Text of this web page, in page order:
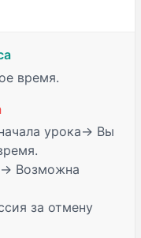
время.
урока→ Вы
Возможна
за отмену